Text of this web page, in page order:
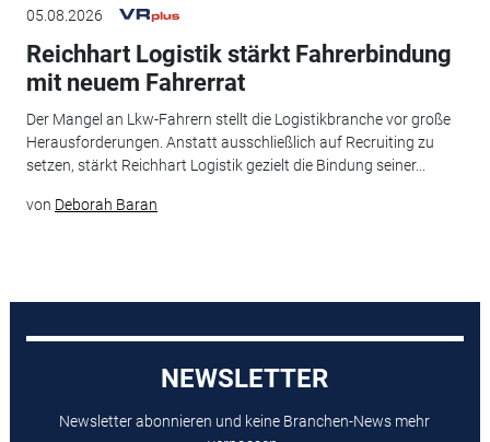
05.08.2026
Reichhart Logistik stärkt Fahrerbindung
mit neuem Fahrerrat
Der Mangel an Lkw-Fahrern stellt die Logistikbranche vor große
Herausforderungen. Anstatt ausschließlich auf Recruiting zu
setzen, stärkt Reichhart Logistik gezielt die Bindung seiner...
von Deborah Baran
NEWSLETTER
Newsletter abonnieren und keine Branchen-News mehr